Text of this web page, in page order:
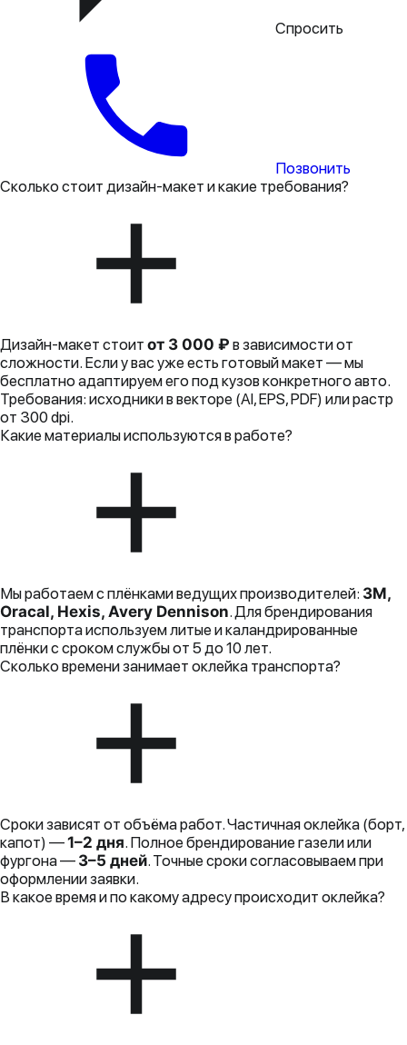
Спросить
Позвонить
Сколько стоит дизайн-макет и какие требования?
Дизайн-макет стоит от 3 000 ₽ в зависимости от
сложности. Если у вас уже есть готовый макет — мы
бесплатно адаптируем его под кузов конкретного авто.
Требования: исходники в векторе (AI, EPS, PDF) или растр
от 300 dpi.
Какие материалы используются в работе?
Мы работаем с плёнками ведущих производителей: 3M,
Oracal, Hexis, Avery Dennison. Для брендирования
транспорта используем литые и каландрированные
плёнки с сроком службы от 5 до 10 лет.
Сколько времени занимает оклейка транспорта?
Сроки зависят от объёма работ. Частичная оклейка (борт,
капот) —1–2 дня. Полное брендирование газели или
фургона — 3–5 дней. Точные сроки согласовываем при
оформлении заявки.
В какое время и по какому адресу происходит оклейка?